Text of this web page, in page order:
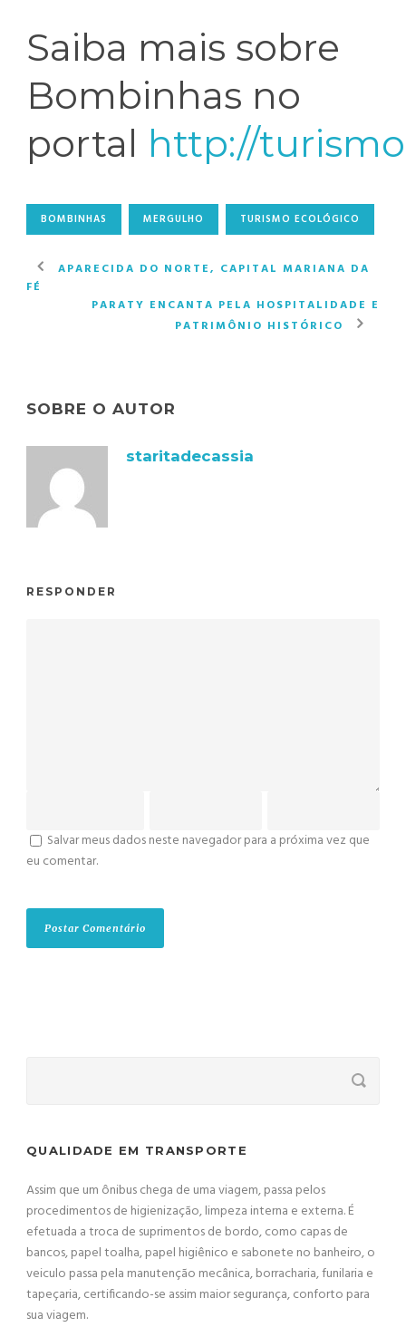
Saiba mais sobre
Bombinhas no
portal http://
BOMBINHAS MERGULHO TURISMO ECOLÓGICO
APARECIDA DO NORTE, CAPITAL MARIANA DA
FÉ
PARATY ENCANTA PELA HOSPITALIDADE E
PATRIMÔNIO HISTÓRICO
SOBRE O AUTOR
staritadecassia
RESPONDER
Salvar meus dados neste navegador para a próxima vez que
eu comentar.
QUALIDADE EM TRANSPORTE
Assim que um ônibus chega de uma viagem, passa pelos
procedimentos de higienização, limpeza interna e externa. É
efetuada a troca de suprimentos de bordo, como capas de
bancos, papel toalha, papel higiênico e sabonete no banheiro, o
veiculo passa pela manutenção mecânica, borracharia, funilaria e
tapeçaria, certificando-se assim maior segurança, conforto para
sua viagem.